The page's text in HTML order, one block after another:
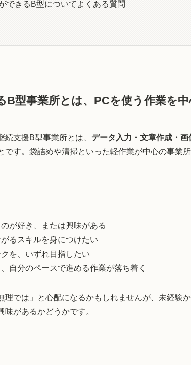
できるB型についてよくある質問
B型事業所とは、PCを使う作業を
支援B型事業所とは、 データ入力・文章作成・
です。袋詰めや清掃といった軽作業が中心の事業
が好き、または興味がある
るスキルを身につけたい
を、いずれ目指したい
自分のペースで進める作業が落ち着く
理では」と心配になるかもしれませんが、未経験
があるかどうかです。